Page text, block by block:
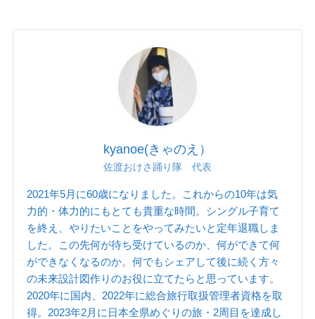
kyanoe(きゃのえ）
佐渡おけさ踊り隊 代表
2021年5月に60歳になりました。これからの10年は気
力的・体力的にもとても貴重な時間。シングル子育て
を終え、やりたいことをやってみたいと定年退職しま
した。この先何が待ち受けているのか、何ができて何
ができなくなるのか。何でもシェアして後に続く方々
の未来設計図作りのお役に立てたらと思っています。
2020年に国内、2022年に総合旅行取扱管理者資格を取
得。2023年2月に日本全県めぐりの旅・2周目を達成し